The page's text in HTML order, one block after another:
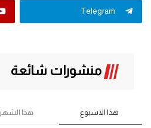
Telegram
منشورات شائعة
هذا الاسبوع هذا الشهر